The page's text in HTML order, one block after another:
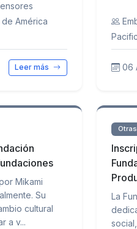
América
Leer más 06
Mikami
Su
cultural
a v...
La